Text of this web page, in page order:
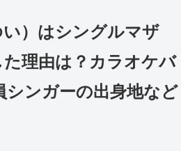
）はシングルマザ
理由は？カラオケバ
シンガーの出身地など